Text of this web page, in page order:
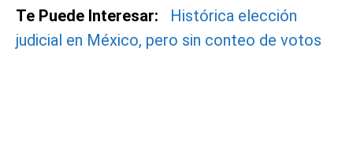
Te Puede Interesar:
Histórica elección
judicial en México, pero sin conteo de votos